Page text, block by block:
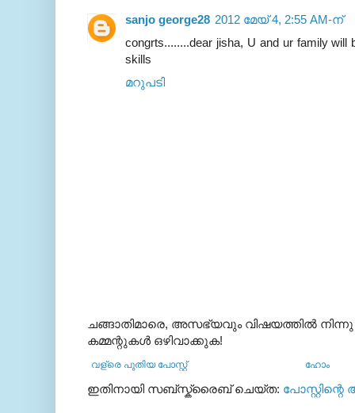
sanjo george28 2012 മേയ് 4, 2:55 AM-ന്
congrts........dear jisha, U and ur family will
skills
മറുപടി
ചങ്ങാതിമാരെ, അസഭ്യവും വിഷയത്തില്‍ നിന്നു
കമ്മന്റുകള്‍ ഒഴിവാക്കുക!
വള്രെ പുതിയ പോസ്റ്റ് ഹോം
ഇതിനായി സബ്‌സ്ക്രൈബ് ചെയ്ത: